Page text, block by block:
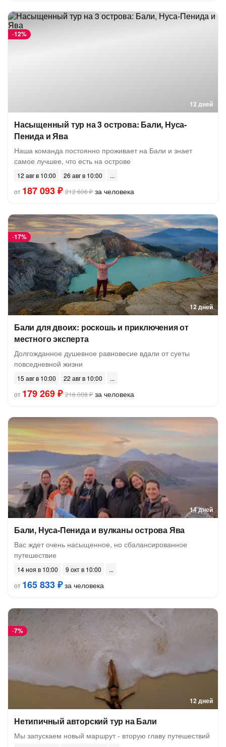
12 дней
-12%
Насыщенный тур на 3 острова: Бали, Нуса-
Пенида и Ява
Наша команда постоянно проживает на Бали и знает
самое лучшее, что есть на острове
12 авг в 10:00
26 авг в 10:00
от 187 093 ₽ 212 606 ₽ за человека
12 дней
-17%
Бали для двоих: роскошь и приключения от
местного эксперта
Долгожданное душевное равновесие вдали от суеты
повседневной жизни
15 авг в 10:00
22 авг в 10:00
от 179 269 ₽ 216 008 ₽ за человека
14 дней
Бали, Нуса-Пенида и вулканы острова Ява
Вас ждет очень насыщенное, но сбалансированное
путешествие
14 ноя в 10:00
9 окт в 10:00
от 165 833 ₽за человека
12 дней
-7%
Нетипичный авторский тур на Бали
Мы запускаем новый маршрут - вторую главу путешествий